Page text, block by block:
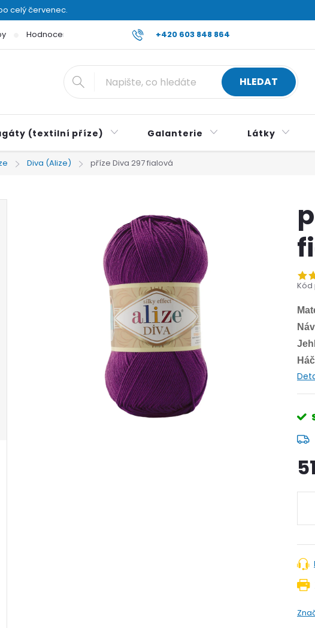
celý červenec.
+420 603 848 864
Hodnocení obchodu Reklamace a vrácení zboží Všeobecné
HLEDAT
(textilní příze) Galanterie Látky
Diva (Alize) příze Diva 297 fialová
Kód